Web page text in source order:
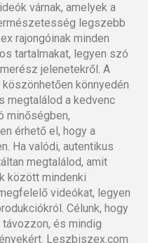
várnak, amelyek a
legszebb
rajongóinak minden
tartalmakat, legyen szó
jelenetekről. A
könnyedén
megtalálod a kedvenc
minőségben,
érhető el, hogy a
Ha valódi, autentikus
megtalálod, amit
között mindenki
videókat, legyen
Célunk, hogy
és mindig
Leszbiszex.com